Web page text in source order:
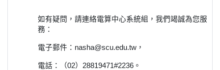
如有疑問，請連絡電算中心系統組，我們竭誠為您服
務：
電子郵件：nasha@scu.edu.tw，
電話：（02）28819471#2236。